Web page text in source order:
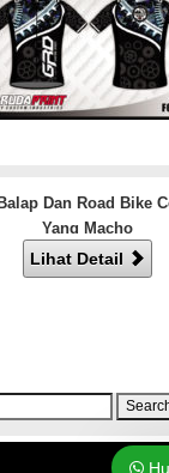
Dan Road Bike
Yang Macho
Lihat Detail
Bikin Jersey Sepeda